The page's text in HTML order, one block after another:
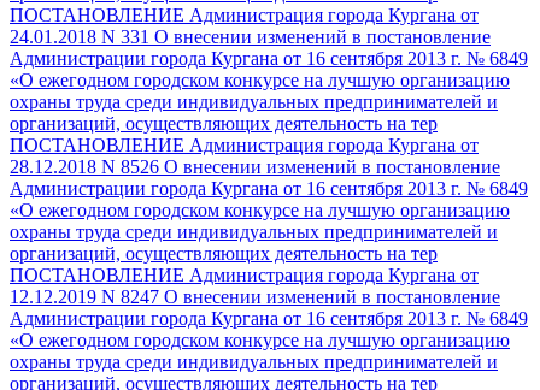
ПОСТАНОВЛЕНИЕ Администрация города Кургана от
24.01.2018 N 331 О внесении изменений в постановление
Администрации города Кургана от 16 сентября 2013 г. № 6849
«О ежегодном городском конкурсе на лучшую организацию
охраны труда среди индивидуальных предпринимателей и
организаций, осуществляющих деятельность на тер
ПОСТАНОВЛЕНИЕ Администрация города Кургана от
28.12.2018 N 8526 О внесении изменений в постановление
Администрации города Кургана от 16 сентября 2013 г. № 6849
«О ежегодном городском конкурсе на лучшую организацию
охраны труда среди индивидуальных предпринимателей и
организаций, осуществляющих деятельность на тер
ПОСТАНОВЛЕНИЕ Администрация города Кургана от
12.12.2019 N 8247 О внесении изменений в постановление
Администрации города Кургана от 16 сентября 2013 г. № 6849
«О ежегодном городском конкурсе на лучшую организацию
охраны труда среди индивидуальных предпринимателей и
организаций, осуществляющих деятельность на тер